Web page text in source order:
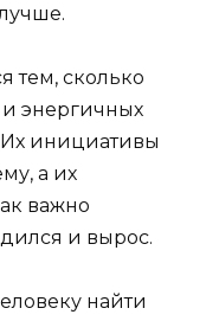
тем, сколько
энергичных
инициативы
а их
важно
и вырос.
найти